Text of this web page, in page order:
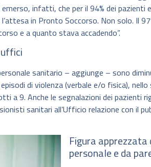
infatti, che per il 94% dei pazienti
in Pronto Soccorso. Non solo. Il
e a quanto stava accadendo”.
sanitario – aggiunge – sono
di violenza (verbale e/o fisica),
a 9. Anche le segnalazioni dei pazienti
sanitari all’Ufficio relazione con il
Figura apprezzata
personale e da